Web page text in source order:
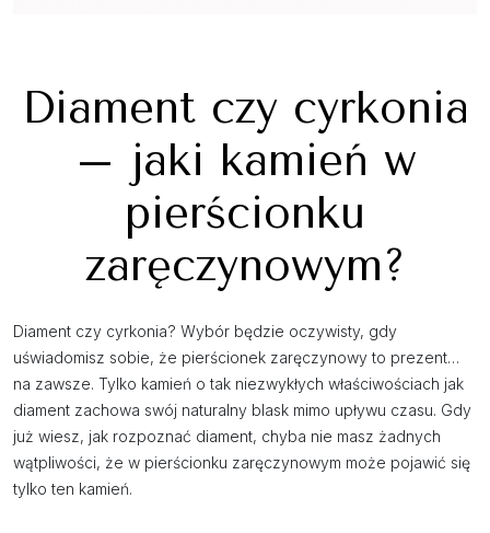
Diament czy cyrkonia
– jaki kamień w
pierścionku
zaręczynowym?
Diament czy cyrkonia? Wybór będzie oczywisty, gdy
uświadomisz sobie, że pierścionek zaręczynowy to prezent…
na zawsze. Tylko kamień o tak niezwykłych właściwościach jak
diament zachowa swój naturalny blask mimo upływu czasu. Gdy
już wiesz, jak rozpoznać diament, chyba nie masz żadnych
wątpliwości, że w pierścionku zaręczynowym może pojawić się
tylko ten kamień.